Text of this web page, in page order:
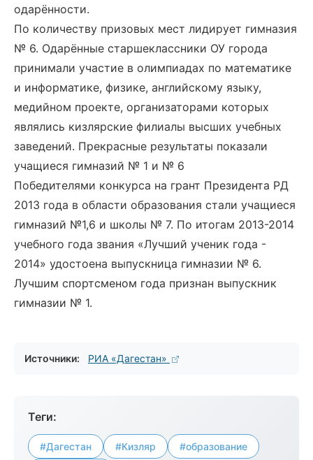
одарённости.
По количеству призовых мест лидирует гимназия
№ 6. Одарённые старшеклассники ОУ города
принимали участие в олимпиадах по математике
и информатике, физике, английскому языку,
медийном проекте, организаторами которых
являлись кизлярские филиалы высших учебных
заведений. Прекрасные результаты показали
учащиеся гимназий № 1 и № 6
Победителями конкурса на грант Президента РД
2013 года в области образования стали учащиеся
гимназий №1,6 и школы № 7. По итогам 2013-2014
учебного года звания «Лучший ученик года -
2014» удостоена выпускница гимназии № 6.
Лучшим спортсменом года признан выпускник
гимназии № 1.
Источники: РИА «Дагестан»
Теги:
#Дагестан #Кизляр #образование